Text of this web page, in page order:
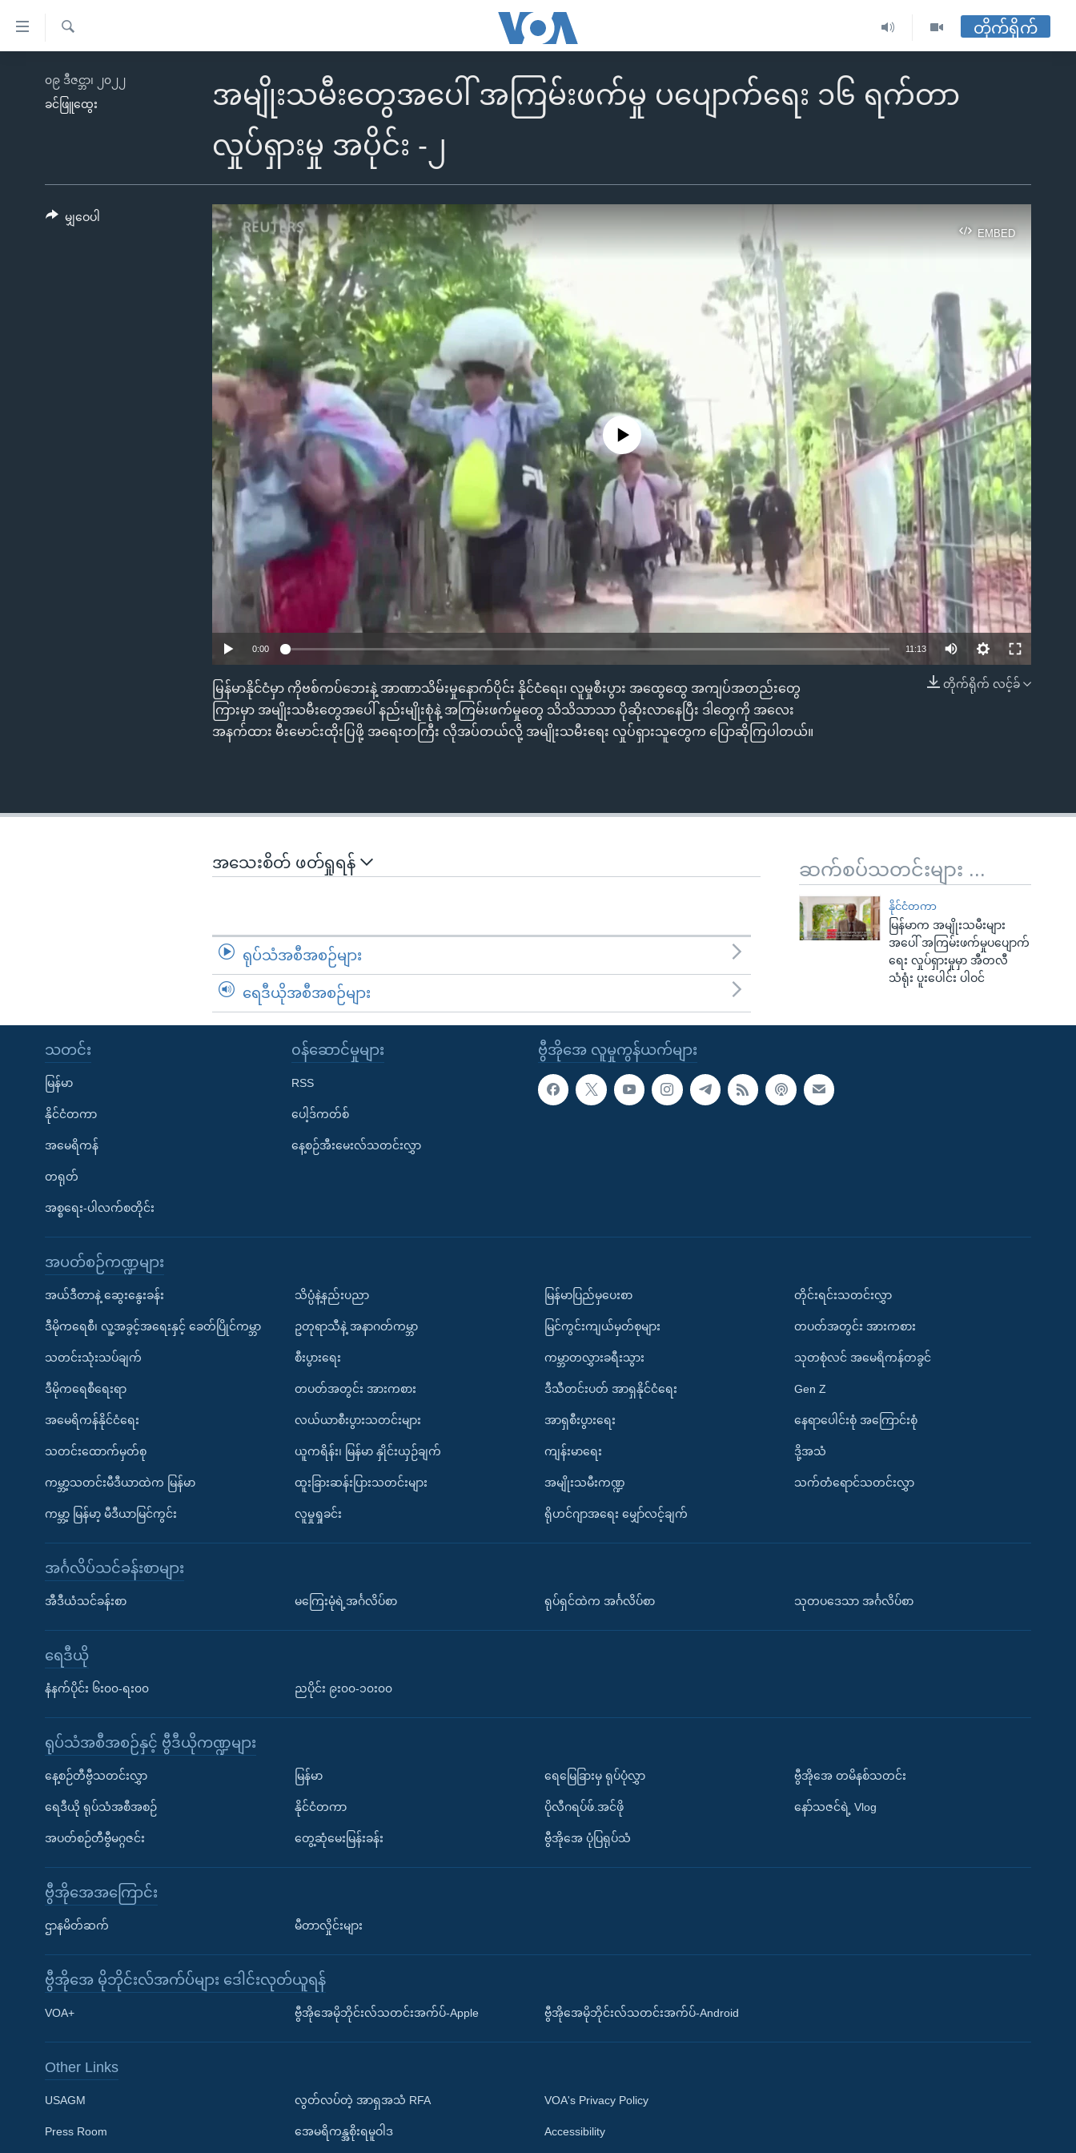
မူလစာမျက်နှာ
မြန်မာ
အမေရိကန်
တရုတ်
သတင်းလွတ်လပ်ခွင့်
ရပ်ဝန်းတခု လမ်းတခု အလွန်
Learning English
ဘာသာစကားများ
ရ
လာ
တိုက်ရိုက်
အမျိုးသမီးတွေအပေါ် အကြမ်းဖက်မှု ပပျောက်ရေး ၁၆ ရက်တာ
လှုပ်ရှားမှု အပိုင်း -၂
၀၉ ဒီဇင္ဘာ၊ ၂၀၂၂
ခင်ဖြူထွေး
EMBED
EMBED
No media source currently available
0:00 11:13
တိုက်ရိုက် လင့်ခ်
မြန်မာနိုင်ငံမှာ ကိုဗစ်ကပ်ဘေးနဲ့ အာဏာသိမ်းမှုနောက်ပိုင်း နိုင်ငံရေး၊ လူမှုစီးပွား အထွေထွေ အကျပ်အတည်းတွေ
ကြားမှာ အမျိုးသမီးတွေအပေါ် နည်းမျိုးစုံနဲ့ အကြမ်းဖက်မှုတွေ သိသိသာသာ ပိုဆိုးလာနေပြီး ဒါတွေကို အလေး
အနက်ထား မီးမောင်းထိုးပြဖို့ အရေးတကြီး လိုအပ်တယ်လို့ အမျိုးသမီးရေး လှုပ်ရှားသူတွေက ပြောဆိုကြပါတယ်။
မျှဝေပါ
အသေးစိတ် ဖတ်ရှုရန် ဆက်စပ်သတင်းများ ...
နိုင်ငံတကာ
မြန်မာက အမျိုးသမီးများ
အပေါ် အကြမ်းဖက်မှုပပျောက်
ရေး လှုပ်ရှားမှုမှာ အီတလီ
သံရုံး ပူးပေါင်း ပါဝင်
ရုပ်သံအစီအစဉ်များ
ရေဒီယိုအစီအစဉ်များ
ဗွီအိုအေ လူမှုကွန်ယက်များ
သတင်း
မြန်မာ
နိုင်ငံတကာ
အမေရိကန်
တရုတ်
အစ္စရေး-ပါလက်စတိုင်း
၀န်ဆောင်မှုများ
RSS
ပေါ့ဒ်ကတ်စ်
နေ့စဉ်အီးမေးလ်သတင်းလွှာ
အပတ်စဉ်ကဏ္ဍများ
အယ်ဒီတာနဲ့ ဆွေးနွေးခန်း
ဒီမိုကရေစီ၊ လူ့အခွင့်အရေးနှင့် ခေတ်ပြိုင်ကမ္ဘာ
သတင်းသုံးသပ်ချက်
ဒီမိုကရေစီရေးရာ
အမေရိကန်နိုင်ငံရေး
သတင်းထောက်မှတ်စု
ကမ္ဘာ့သတင်းမီဒီယာထဲက မြန်မာ
ကမ္ဘာ့ မြန်မာ့ မီဒီယာမြင်ကွင်း
သိပ္ပံနဲ့နည်းပညာ
ဥတုရာသီနဲ့ အနာဂတ်ကမ္ဘာ
စီးပွားရေး
တပတ်အတွင်း အားကစား
လယ်ယာစီးပွားသတင်းများ
ယူကရိန်း၊ မြန်မာ နှိုင်းယှဉ်ချက်
ထူးခြားဆန်းပြားသတင်းများ
လူမှုရှုခင်း
မြန်မာပြည်မှပေးစာ
မြင်ကွင်းကျယ်မှတ်စုများ
ကမ္ဘာတလွှားခရီးသွား
ဒီသီတင်းပတ် အာရှနိုင်ငံရေး
အာရှစီးပွားရေး
ကျန်းမာရေး
အမျိုးသမီးကဏ္ဍ
ရိုဟင်ဂျာအရေး မျှော်လင့်ချက်
တိုင်းရင်းသတင်းလွှာ
တပတ်အတွင်း အားကစား
သုတစုံလင် အမေရိကန်တခွင်
Gen Z
နေရာပေါင်းစုံ အကြောင်းစုံ
ဒို့အသံ
သက်တံရောင်သတင်းလွှာ
အင်္ဂလိပ်သင်ခန်းစာများ
အီဒီယံသင်ခန်းစာ မကြေးမုံရဲ့အင်္ဂလိပ်စာ ရုပ်ရှင်ထဲက အင်္ဂလိပ်စာ သုတပဒေသာ အင်္ဂလိပ်စာ
ရေဒီယို
နံနက်ပိုင်း ၆း၀၀-ရး၀၀ ညပိုင်း ၉း၀၀-၁၀း၀၀
ရုပ်သံအစီအစဉ်နှင့် ဗွီဒီယိုကဏ္ဍများ
နေ့စဉ်တီဗွီသတင်းလွှာ
ရေဒီယို ရုပ်သံအစီအစဉ်
အပတ်စဉ်တီဗွီမဂ္ဂဇင်း
မြန်မာ
နိုင်ငံတကာ
တွေ့ဆုံမေးမြန်းခန်း
ရေမြေခြားမှ ရုပ်ပုံလွှာ
ပိုလီဂရပ်ဖ်.အင်ဖို
ဗွီအိုအေ ပုံပြရုပ်သံ
ဗွီအိုအေ တမိနစ်သတင်း
နော်သဇင်ရဲ့ Vlog
ဗွီအိုအေအကြောင်း
ဌာနမိတ်ဆက် မီတာလှိုင်းများ
ဗွီအိုအေ မိုဘိုင်းလ်အက်ပ်များ ဒေါင်းလုတ်ယူရန်
VOA+ ဗွီအိုအေမိုဘိုင်းလ်သတင်းအက်ပ်-Apple ဗွီအိုအေမိုဘိုင်းလ်သတင်းအက်ပ်-Android
Other Links
USAGM
Press Room
လွတ်လပ်တဲ့ အာရှအသံ RFA
အေမရိကန္အစိုးရမူဝါဒ
VOA's Privacy Policy
Accessibility